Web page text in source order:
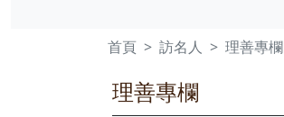
首頁 訪名人 理善專欄
理善專欄